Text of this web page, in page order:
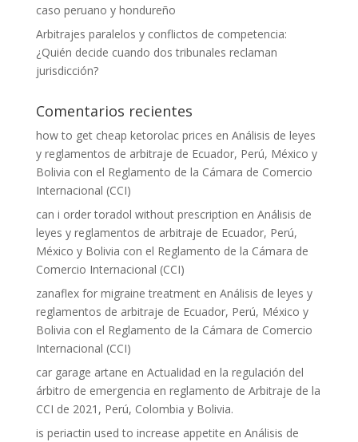
caso peruano y hondureño
Arbitrajes paralelos y conflictos de competencia:
¿Quién decide cuando dos tribunales reclaman
jurisdicción?
Comentarios recientes
how to get cheap ketorolac prices en Análisis de leyes
y reglamentos de arbitraje de Ecuador, Perú, México y
Bolivia con el Reglamento de la Cámara de Comercio
Internacional (CCI)
can i order toradol without prescription en Análisis de
leyes y reglamentos de arbitraje de Ecuador, Perú,
México y Bolivia con el Reglamento de la Cámara de
Comercio Internacional (CCI)
zanaflex for migraine treatmenten Análisis de leyes y
reglamentos de arbitraje de Ecuador, Perú, México y
Bolivia con el Reglamento de la Cámara de Comercio
Internacional (CCI)
car garage artane en Actualidad en la regulación del
árbitro de emergencia en reglamento de Arbitraje de la
CCI de 2021, Perú, Colombia y Bolivia.
is periactin used to increase appetite en Análisis de